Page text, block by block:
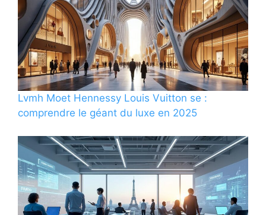
Lvmh Moet Hennessy Louis Vuitton se :
comprendre le géant du luxe en 2025